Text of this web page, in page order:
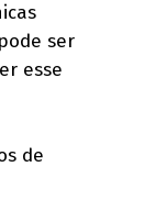
ser
esse
de